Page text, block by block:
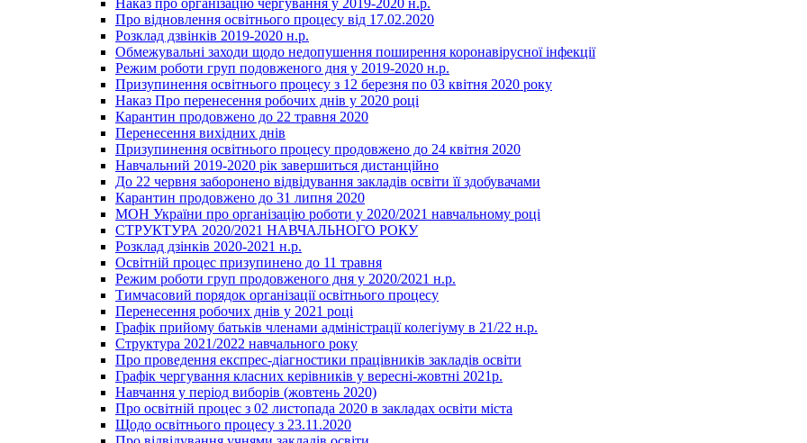
Про відновлення освітнього процесу від 17.02.2020
Розклад дзвінків 2019-2020 н.р.
Обмежувальні заходи щодо недопушення поширення коронавірусної інфекції
Режим роботи груп подовженого дня у 2019-2020 н.р.
Призупинення освітнього процесу з 12 березня по 03 квітня 2020 року
Наказ Про перенесення робочих днів у 2020 році
Карантин продовжено до 22 травня 2020
Перенесення вихідних днів
Призупинення освітнього процесу продовжено до 24 квітня 2020
Навчальний 2019-2020 рік завершиться дистанційно
До 22 червня заборонено відвідування закладів освіти її здобувачами
Карантин продовжено до 31 липня 2020
МОН України про організацію роботи у 2020/2021 навчальному році
СТРУКТУРА 2020/2021 НАВЧАЛЬНОГО РОКУ
Розклад дзінків 2020-2021 н.р.
Освітній процес призупинено до 11 травня
Режим роботи груп продовженого дня у 2020/2021 н.р.
Тимчасовий порядок організації освітнього процесу
Перенесення робочих днів у 2021 році
Графік прийому батьків членами адміністрації колегіуму в 21/22 н.р.
Структура 2021/2022 навчального року
Про проведення експрес-діагностики працівників закладів освіти
Графік чергування класних керівників у вересні-жовтні 2021р.
Навчання у період виборів (жовтень 2020)
Про освітній процес з 02 листопада 2020 в закладах освіти міста
Щодо освітнього процесу з 23.11.2020